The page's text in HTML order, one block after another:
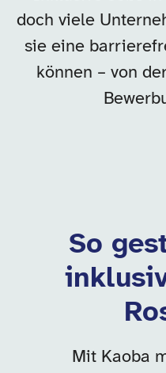
doch viele
sie eine
können – von
So
Mit Kaoba